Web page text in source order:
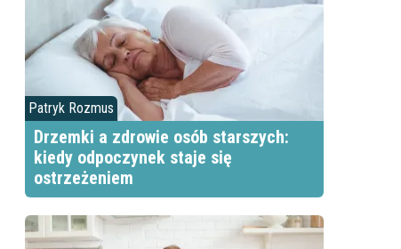
Patryk Rozmus
Drzemki a zdrowie osób starszych:
kiedy odpoczynek staje się
ostrzeżeniem